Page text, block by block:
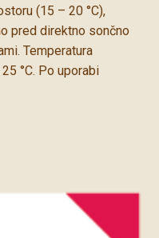
(15 – 20 °C),
pred direktno sončno
Temperatura
°C. Po uporabi